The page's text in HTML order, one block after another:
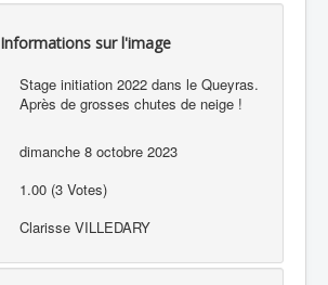
Informations sur l'image
Stage initiation 2022 dans le Queyras.
Après de grosses chutes de neige !
dimanche 8 octobre 2023
1.00 (3 Votes)
Clarisse VILLEDARY